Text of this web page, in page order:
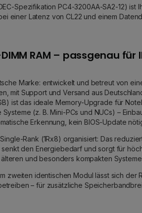
Spezifikation PC4-3200AA-SA2-12) ist
einer Latenz von CL22 und einem
DIMM RAM – passgenau für
Marke: entwickelt und betreut von
mit Support und Versand aus
ist das ideale Memory-Upgrade für
(z. B. Mini-PCs und NUCs) –
Erkennung, kein BIOS-Update
Rank (1Rx8) organisiert: Das
den Energiebedarf und sorgt für
älteren und besonders kompakten
zweiten identischen Modul lässt sich der
– für zusätzliche